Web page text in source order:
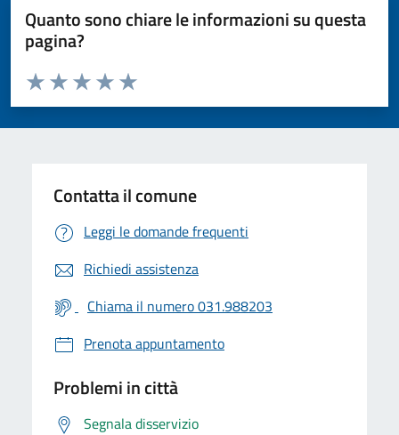
Quanto sono chiare le informazioni su questa
pagina?
Valuta da 1 a 5 stelle la pagina
Valuta 5 stelle su 5
Valuta 4 stelle su 5
Valuta 3 stelle su 5
Valuta 2 stelle su 5
Valuta 1 stelle su 5
Contatta il comune
Leggi le domande frequenti
Richiedi assistenza
Chiama il numero 031.988203
Prenota appuntamento
Problemi in città
Segnala disservizio